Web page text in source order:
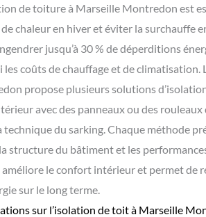
de toiture à Marseille Montredon est
chaleur en hiver et éviter la surchauffe
jusqu’à 30 % de déperditions
coûts de chauffage et de climatisation.
propose plusieurs solutions
avec des panneaux ou des rouleaux
technique du sarking. Chaque méthode
structure du bâtiment et les
le confort intérieur et permet de
sur le long terme.
sur l’isolation de toit à Marseille